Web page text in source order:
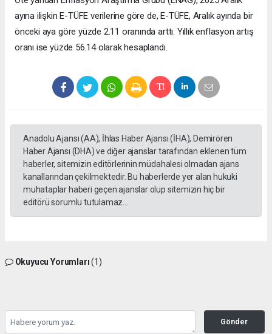
ayına ilişkin E-TÜFE verilerine göre de, E-TÜFE, Aralık ayında bir
önceki aya göre yüzde 2.11 oranında arttı. Yıllık enflasyon artış
oranı ise yüzde 56.14 olarak hesaplandı.
Anadolu Ajansı (AA), İhlas Haber Ajansı (İHA), Demirören
Haber Ajansı (DHA) ve diğer ajanslar tarafından eklenen tüm
haberler, sitemizin editörlerinin müdahalesi olmadan ajans
kanallarından çekilmektedir. Bu haberlerde yer alan hukuki
muhataplar haberi geçen ajanslar olup sitemizin hiç bir
editörü sorumlu tutulamaz...
Okuyucu Yorumları(1)
Gönder